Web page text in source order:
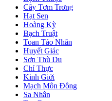
Cây Tơm Trơng
Hạt Sen
Hoàng Kỳ
Bạch Truật
Toan Táo Nhân
Huyết Giác
Sơn Thù Du
Chỉ Thực
Kinh Giới
Mạch Môn Đông
Sa Nhân